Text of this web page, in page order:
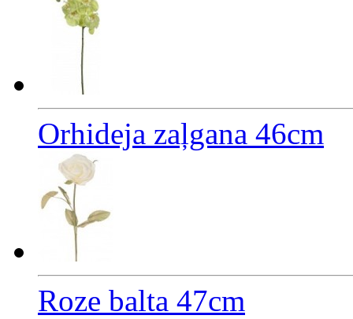
Orhideja zaļgana 46cm
Roze balta 47cm